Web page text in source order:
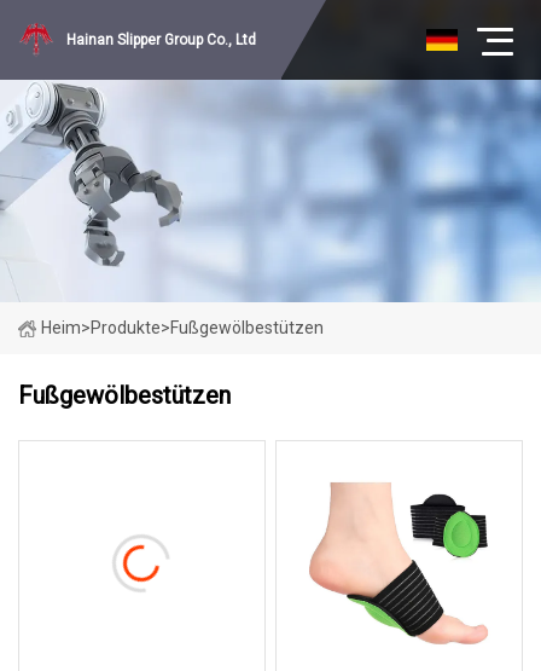
Hainan Slipper Group Co., Ltd
Heim>Produkte>Fußgewölbestützen
Fußgewölbestützen